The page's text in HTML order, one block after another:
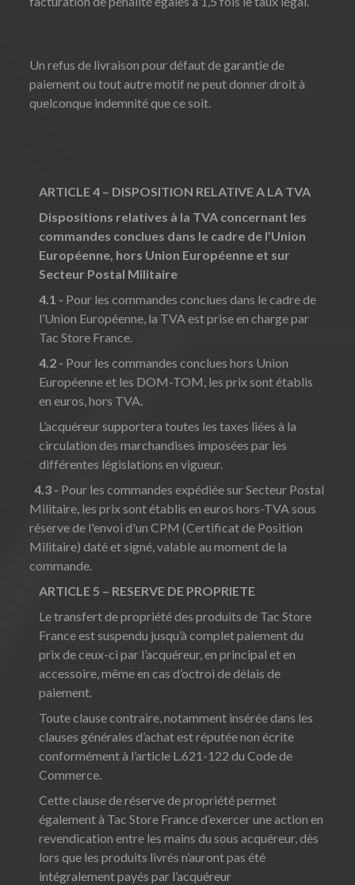
Un refus de livraison pour défaut de garantie de
paiement ou tout autre motif ne peut donner droit à
quelconque indemnité que ce soit.
ARTICLE 4 – DISPOSITION RELATIVE A LA TVA
Dispositions relatives à la TVA concernant les
commandes conclues dans le cadre de l’Union
Européenne, hors Union Européenne et sur
Secteur Postal Militaire
4.1 - Pour les commandes conclues dans le cadre de
l’Union Européenne, la TVA est prise en charge par
Tac Store France.
4.2 - Pour les commandes conclues hors Union
Européenne et les DOM-TOM, les prix sont établis
en euros, hors TVA.
L’acquéreur supportera toutes les taxes liées à la
circulation des marchandises imposées par les
différentes législations en vigueur.
4.3 - Pour les commandes expédiée sur Secteur Postal
Militaire, les prix sont établis en euros hors-TVA sous
réserve de l'envoi d'un CPM (Certificat de Position
Militaire) daté et signé, valable au moment de la
commande.
ARTICLE 5 – RESERVE DE PROPRIETE
Le transfert de propriété des produits de Tac Store
France est suspendu jusqu’à complet paiement du
prix de ceux-ci par l’acquéreur, en principal et en
accessoire, même en cas d’octroi de délais de
paiement.
Toute clause contraire, notamment insérée dans les
clauses générales d’achat est réputée non écrite
conformément à l’article L.621-122 du Code de
Commerce.
Cette clause de réserve de propriété permet
également à Tac Store France d’exercer une action en
revendication entre les mains du sous acquéreur, dès
lors que les produits livrés n’auront pas été
intégralement payés par l’acquéreur